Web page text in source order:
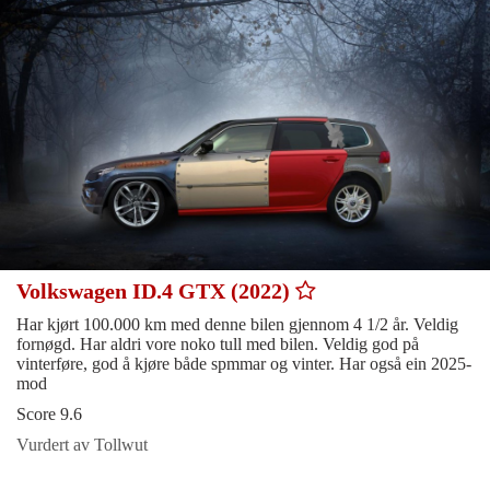
Volkswagen ID.4 GTX (2022)
Har kjørt 100.000 km med denne bilen gjennom 4 1/2 år. Veldig
fornøgd. Har aldri vore noko tull med bilen. Veldig god på
vinterføre, god å kjøre både spmmar og vinter. Har også ein 2025-
mod
Score 9.6
Vurdert av Tollwut